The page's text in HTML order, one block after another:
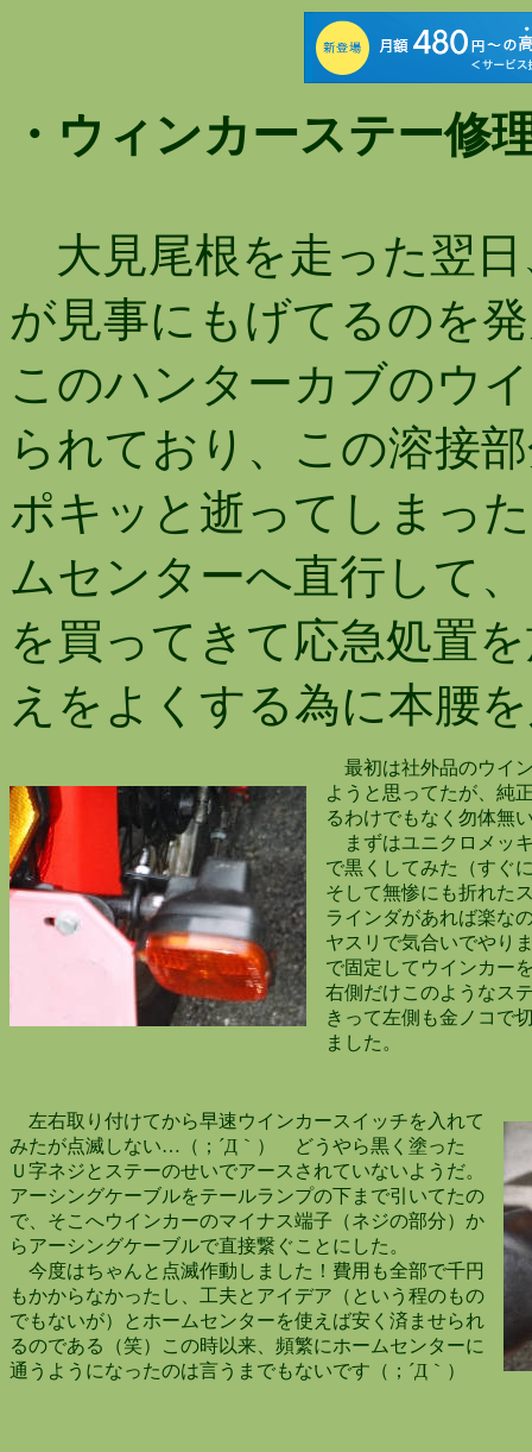
・ウィンカーステー修
大見尾根を走った翌
が見事にもげてるのを
このハンターカブのウ
られており、この溶接
ポキッと逝ってしまっ
ムセンターへ直行して
を買ってきて応急処置
えをよくする為に本腰
最初は社外品のウイン
ようと思ってたが、純
るわけでもなく勿体無
まずはユニクロメッキ
で黒くしてみた（すぐ
そして無惨にも折れた
ラインダがあれば楽な
ヤスリで気合いでやり
で固定してウインカー
右側だけこのようなス
きって左側も金ノコで
ました。
左右取り付けてから早速ウインカースイッチを入れて
みたが点滅しない…（；´Д｀） どうやら黒く塗った
Ｕ字ネジとステーのせいでアースされていないようだ。
アーシングケーブルをテールランプの下まで引いてたの
で、そこへウインカーのマイナス端子（ネジの部分）か
らアーシングケーブルで直接繋ぐことにした。
今度はちゃんと点滅作動しました！費用も全部で千円
もかからなかったし、工夫とアイデア（という程のもの
でもないが）とホームセンターを使えば安く済ませられ
るのである（笑）この時以来、頻繁にホームセンターに
通うようになったのは言うまでもないです（；´Д｀）